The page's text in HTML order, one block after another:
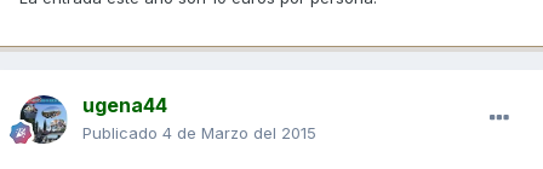
ugena44
Publicado 4 de Marzo del 2015